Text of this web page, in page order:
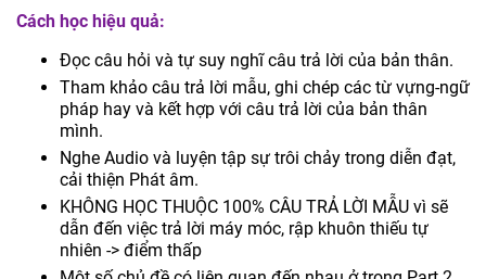
Cách học hiệu quả:
Đọc câu hỏi và tự suy nghĩ câu trả lời của bản thân.
Tham khảo câu trả lời mẫu, ghi chép các từ vựng-ngữ
pháp hay và kết hợp với câu trả lời của bản thân
mình.
Nghe Audio và luyện tập sự trôi chảy trong diễn đạt,
cải thiện Phát âm.
KHÔNG HỌC THUỘC 100% CÂU TRẢ LỜI MẪU vì sẽ
dẫn đến việc trả lời máy móc, rập khuôn thiếu tự
nhiên -> điểm thấp